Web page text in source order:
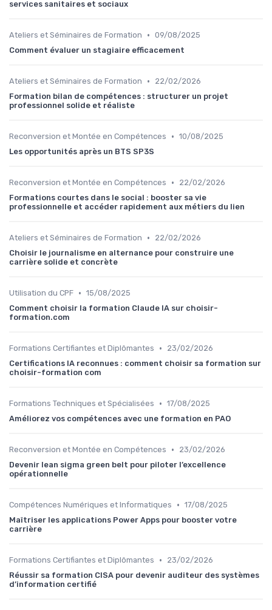
services sanitaires et sociaux
Ateliers et Séminaires de Formation • 09/08/2025
Comment évaluer un stagiaire efficacement
Ateliers et Séminaires de Formation •
22/02/2026
Formation bilan de compétences : structurer un projet
professionnel solide et réaliste
Reconversion et Montée en Compétences • 10/08/2025
Les opportunités après un BTS SP3S
Reconversion et Montée en Compétences •
22/02/2026
Formations courtes dans le social : booster sa vie
professionnelle et accéder rapidement aux métiers du lien
Ateliers et Séminaires de Formation •
22/02/2026
Choisir le journalisme en alternance pour construire une
carrière solide et concrète
Utilisation du CPF • 15/08/2025
Comment choisir la formation Claude IA sur choisir-
formation.com
Formations Certifiantes et Diplômantes •
23/02/2026
Certifications IA reconnues : comment choisir sa formation sur
choisir-formation com
Formations Techniques et Spécialisées • 17/08/2025
Améliorez vos compétences avec une formation en PAO
Reconversion et Montée en Compétences •
23/02/2026
Devenir lean sigma green belt pour piloter l’excellence
opérationnelle
Compétences Numériques et Informatiques • 17/08/2025
Maîtriser les applications Power Apps pour booster votre
carrière
Formations Certifiantes et Diplômantes •
23/02/2026
Réussir sa formation CISA pour devenir auditeur des systèmes
d’information certifié